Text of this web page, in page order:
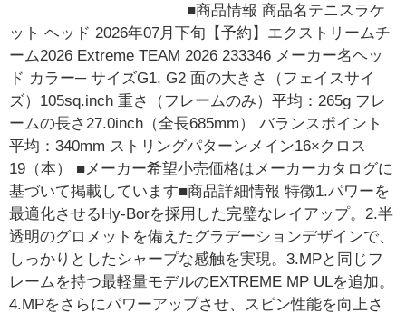
■商品情報 商品名テニスラケ
ット ヘッド 2026年07月下旬【予約】エクストリームチ
ーム2026 Extreme TEAM 2026 233346 メーカー名ヘッ
ド カラー─ サイズG1, G2 面の大きさ（フェイスサイ
ズ）105sq.inch 重さ（フレームのみ）平均：265g フレ
ームの長さ27.0inch（全長685mm） バランスポイント
平均：340mm ストリングパターンメイン16×クロス
19（本） ■メーカー希望小売価格はメーカーカタログに
基づいて掲載しています■商品詳細情報 特徴1.パワーを
最適化させるHy-Borを採用した完璧なレイアップ。2.半
透明のグロメットを備えたグラデーションデザインで、
しっかりとしたシャープな感触を実現。3.MPと同じフ
レームを持つ最軽量モデルのEXTREME MP ULを追加。
4.MPをさらにパワーアップさせ、スピン性能を向上さ